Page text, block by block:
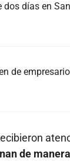
días en
de
de